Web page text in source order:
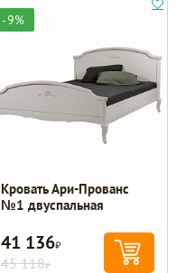
-9%
Кровать Ари-Прованс
№1 двуспальная
41 136Р
45 118Р